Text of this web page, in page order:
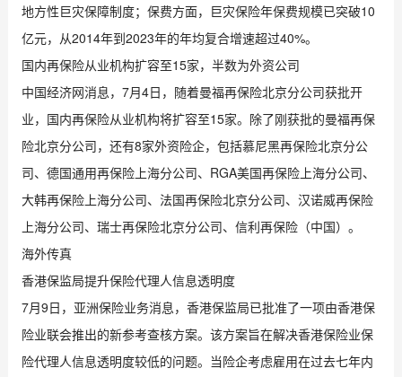
地方性巨灾保障制度；保费方面，巨灾保险年保费规模已突破10
亿元，从2014年到2023年的年均复合增速超过40%。
国内再保险从业机构扩容至15家，半数为外资公司
中国经济网消息，7月4日，随着曼福再保险北京分公司获批开
业，国内再保险从业机构将扩容至15家。除了刚获批的曼福再保
险北京分公司，还有8家外资险企，包括慕尼黑再保险北京分公
司、德国通用再保险上海分公司、RGA美国再保险上海分公司、
大韩再保险上海分公司、法国再保险北京分公司、汉诺威再保险
上海分公司、瑞士再保险北京分公司、信利再保险（中国）。
海外传真
香港保监局提升保险代理人信息透明度
7月9日，亚洲保险业务消息，香港保监局已批准了一项由香港保
险业联会推出的新参考查核方案。该方案旨在解决香港保险业保
险代理人信息透明度较低的问题。当险企考虑雇用在过去七年内